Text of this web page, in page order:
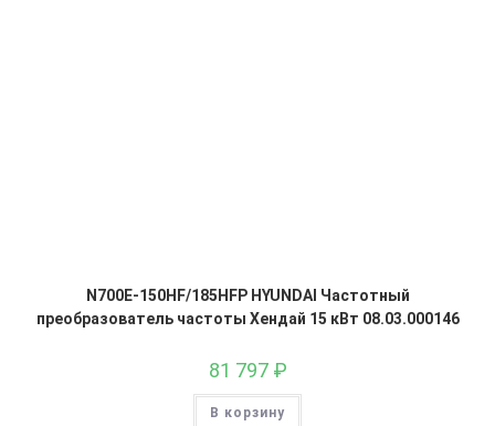
N700E-150HF/185HFP HYUNDAI Частотный
преобразователь частоты Хендай 15 кВт 08.03.000146
81 797 ₽
В корзину